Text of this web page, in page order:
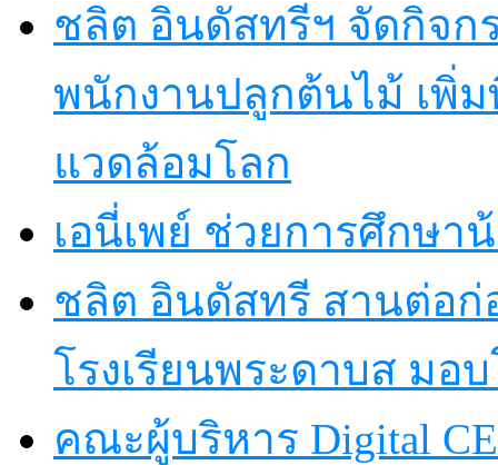
ชลิต อินดัสทรีฯ จัดกิจก
พนักงานปลูกต้นไม้ เพิ่ม
แวดล้อมโลก
เอนี่เพย์ ช่วยการศึกษา
ชลิต อินดัสทรี สานต่อก่
โรงเรียนพระดาบส มอ
คณะผู้บริหาร Digital